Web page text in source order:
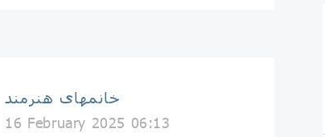
خانمهای هنرمند
16 February 2025 06:13